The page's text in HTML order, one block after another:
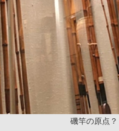
磯竿の原点？